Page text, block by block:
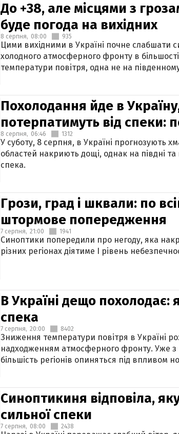
До +38, але місцями з
буде погода на вихідних
8 серпня, 08:00 935
Цими вихідними в Україні почне слабшати
холодного атмосферного фронту в
температури повітря, одна не на
Похолодання йде в
потерпатимуть від спеки:
8 серпня, 06:46 1312
У суботу, 8 серпня, в Україні прогнозують
областей накриють дощі, однак на півдні
спека.
Грози, град і шквали: по
штормове попередження
7 серпня, 21:00 1941
Синоптики попередили про негоду, яка
різних регіонах діятиме І рівень
В Україні дещо похолодає:
спека
7 серпня, 20:00 8402
Зниження температури повітря в Україні
надходженням атмосферного фронту. Уже з
більшість регіонів опиняться під впливом
Синоптикиня відповіла,
сильної спеки
7 серпня, 08:00 2438